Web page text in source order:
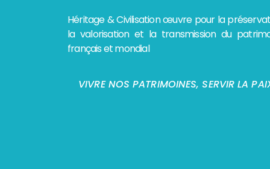
Héritage & Civilisation œuvre pour la
la valorisation et la transmission du
français et mondial
VIVRE NOS PATRIMOINES, SERVIR LA